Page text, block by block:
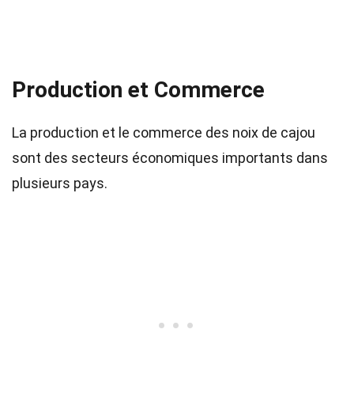
Production et Commerce
La production et le commerce des noix de cajou
sont des secteurs économiques importants dans
plusieurs pays.